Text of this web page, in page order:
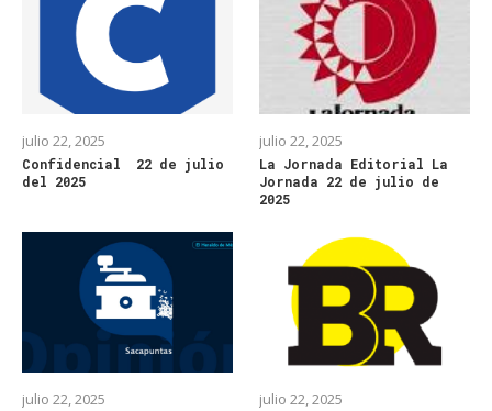
julio 22, 2025
Confidencial 22 de julio
del 2025
julio 22, 2025
La Jornada Editorial La
Jornada 22 de julio de
2025
julio 22, 2025 julio 22, 2025